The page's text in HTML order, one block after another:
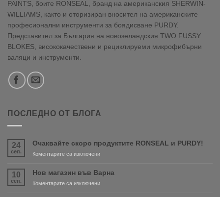
PAINTS, боите RONSEAL, бранд на американския SHERWIN-
WILLIAMS, както и оторизиран вносител на американските
професионални инструменти за боядисване PURDY.
Представител за България на новозеландския TWO FUSSY
BLOKES, висококачествени и рециклируеми микрофибърни
валяци и инструменти.
ПОСЛЕДНО ОТ БЛОГА
24
сеп.
Очаквайте скоро продуктите RONSEAL и PURDY!
Коментарите са изключениза
продуктите
RONSEAL
10
сеп.
Нов магазин във Варна
Коментарите са изключениза